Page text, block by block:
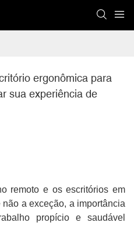
ergonômica para
sua experiência de
remoto e os escritórios em
a exceção, a importância
propício e saudável